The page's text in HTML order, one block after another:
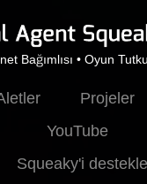
Bağımlısı • Oyun
Projeler
YouTube
Squeaky'i destekle